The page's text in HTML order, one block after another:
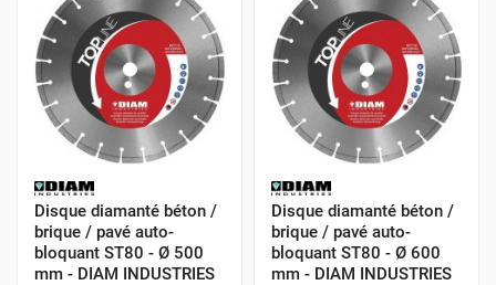
Disque diamanté béton /
brique / pavé auto-
bloquant ST80 - Ø 500
mm - DIAM INDUSTRIES
Disque diamanté béton /
brique / pavé auto-
bloquant ST80 - Ø 600
mm - DIAM INDUSTRIES